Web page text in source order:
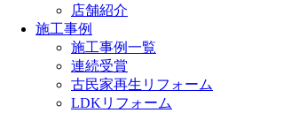
店舗紹介
施工事例
施工事例一覧
連続受賞
古民家再生リフォーム
LDKリフォーム